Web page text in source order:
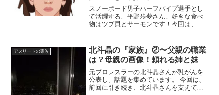
スノーボード男子ハーフパイプ選手とし
て活躍する、平野歩夢さん。好きな食べ
物はツブ貝とサーモンです！今回は、そ
歩夢（ひらの・あゆむ）生年月日：1998
年〈平成10年〉11...
アスリートの家族
北斗晶の『家族』②〜父親の職業
は？母親の画像！頼れる姉と妹
元プロレスラーの北斗晶さんが乳がんを
公表し、話題を集めています。 今回は、
前回に引き続き、北斗晶さんを支えてく